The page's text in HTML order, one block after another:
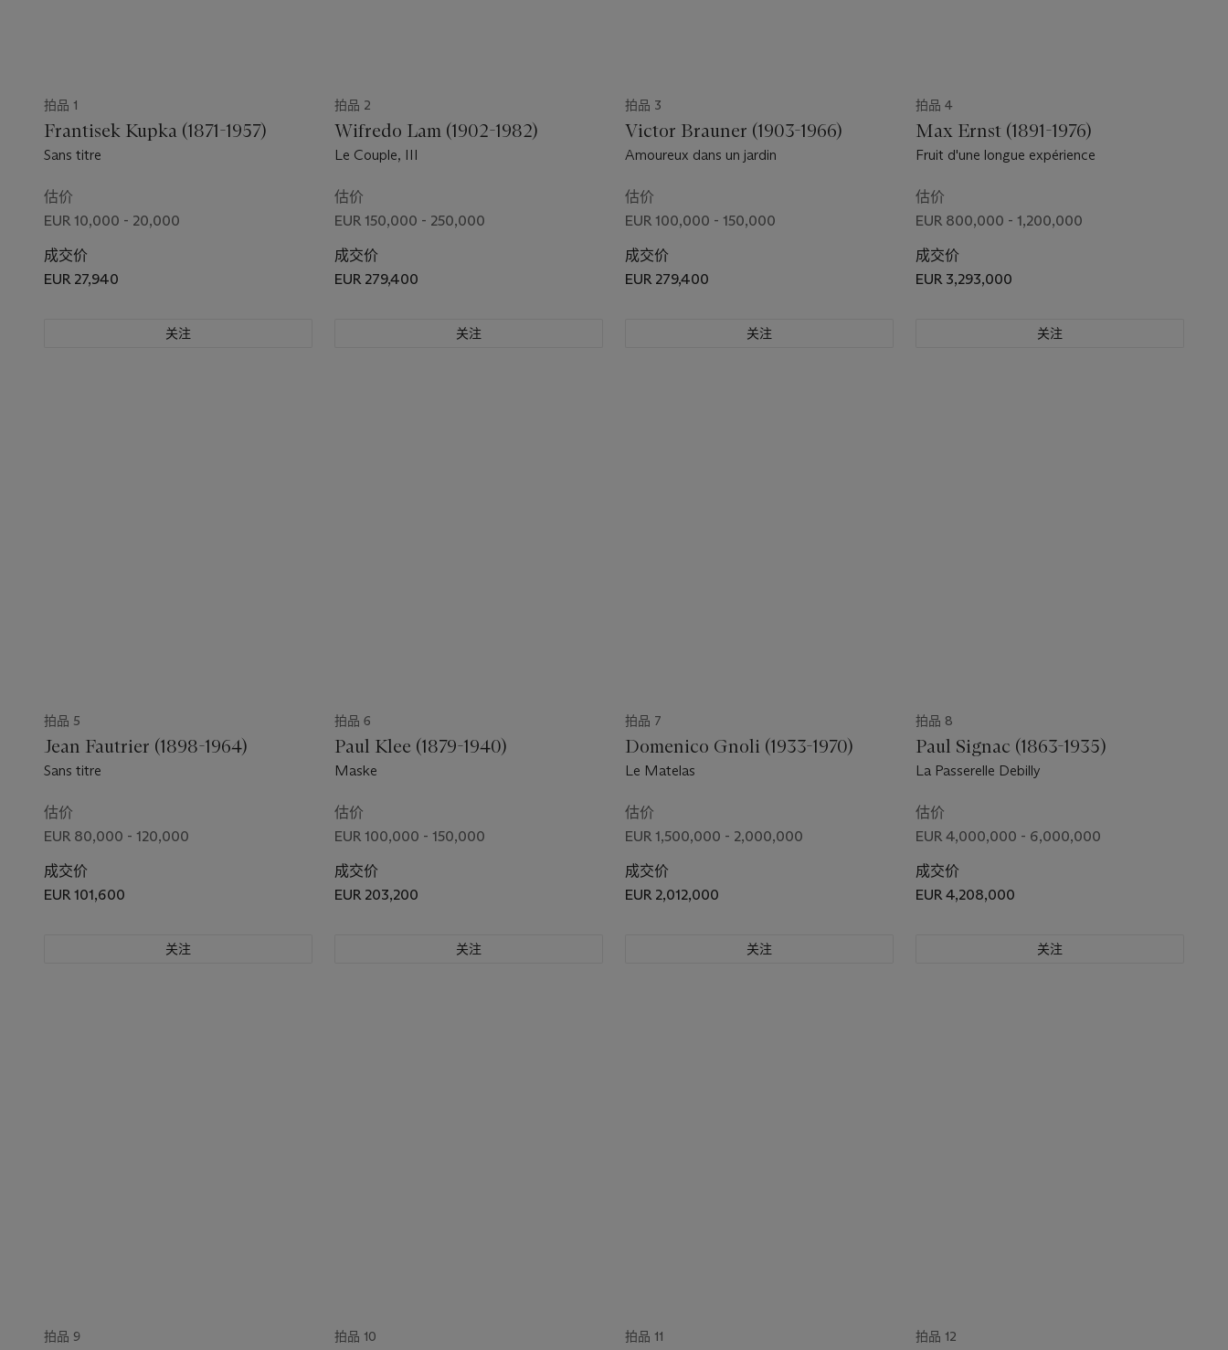
拍品 1
Frantisek Kupka (1871-1957)
Sans titre
估价
EUR 10,000 - 20,000
成交价
EUR 27,940
关注
拍品 2
Wifredo Lam (1902-1982)
Le Couple, III
估价
EUR 150,000 - 250,000
成交价
EUR 279,400
关注
拍品 3
Victor Brauner (1903-1966)
Amoureux dans un jardin
估价
EUR 100,000 - 150,000
成交价
EUR 279,400
关注
拍品 4
Max Ernst (1891-1976)
Fruit d'une longue expérience
估价
EUR 800,000 - 1,200,000
成交价
EUR 3,293,000
关注
拍品 5
Jean Fautrier (1898-1964)
Sans titre
估价
EUR 80,000 - 120,000
成交价
EUR 101,600
关注
拍品 6
Paul Klee (1879-1940)
Maske
估价
EUR 100,000 - 150,000
成交价
EUR 203,200
关注
拍品 7
Domenico Gnoli (1933-1970)
Le Matelas
估价
EUR 1,500,000 - 2,000,000
成交价
EUR 2,012,000
关注
拍品 8
Paul Signac (1863-1935)
La Passerelle Debilly
估价
EUR 4,000,000 - 6,000,000
成交价
EUR 4,208,000
关注
拍品 9 拍品 10 拍品 11 拍品 12